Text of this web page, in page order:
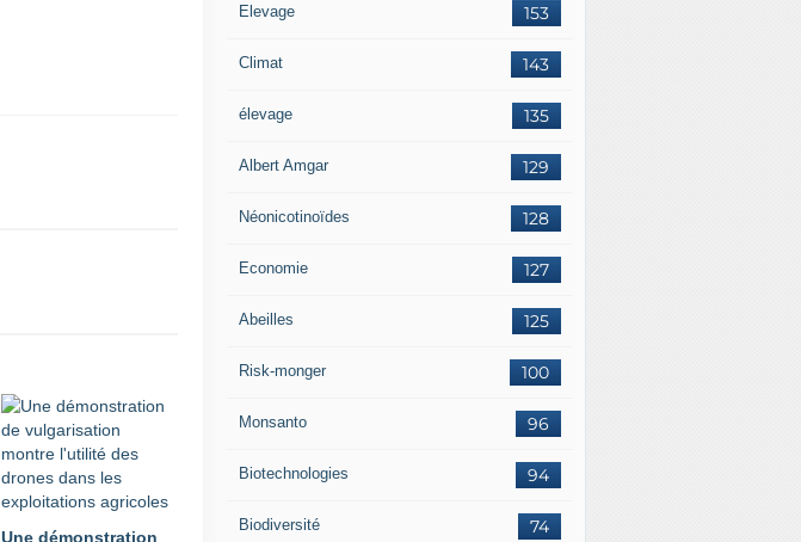
Une démonstration
153
Elevage
143
Climat
135
élevage
129
Albert Amgar
128
Néonicotinoïdes
127
Economie
125
Abeilles
100
Risk-monger
96
Monsanto
94
Biotechnologies
74
Biodiversité